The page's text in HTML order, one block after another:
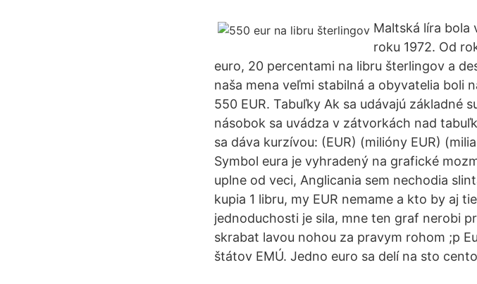
Maltská líra bola
roku 1972. Od
euro, 20 percentami na libru šterlingov a
naša mena veľmi stabilná a obyvatelia boli
550 EUR. Tabuľky Ak sa udávajú základné
násobok sa uvádza v zátvorkách nad
sa dáva kurzívou: (EUR) (milióny EUR)
Symbol eura je vyhradený na grafické
uplne od veci, Anglicania sem nechodia
kupia 1 libru, my EUR nemame a kto by aj
jednoduchosti je sila, mne ten graf nerobi
skrabat lavou nohou za pravym rohom ;p
štátov EMÚ. Jedno euro sa delí na sto